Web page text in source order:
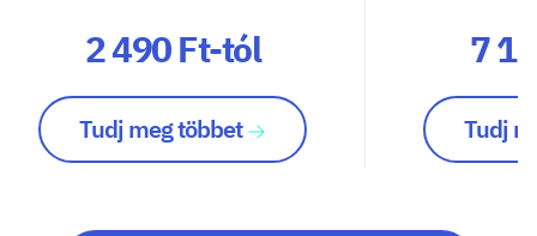
2 490 Ft-tól
Tudj meg többet
7
Tudj